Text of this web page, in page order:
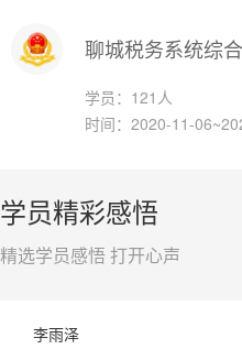
聊城税务系统综
学员：121人
时间：2020-11-
学员精彩感悟
精选学员感悟 打开心声
李雨泽